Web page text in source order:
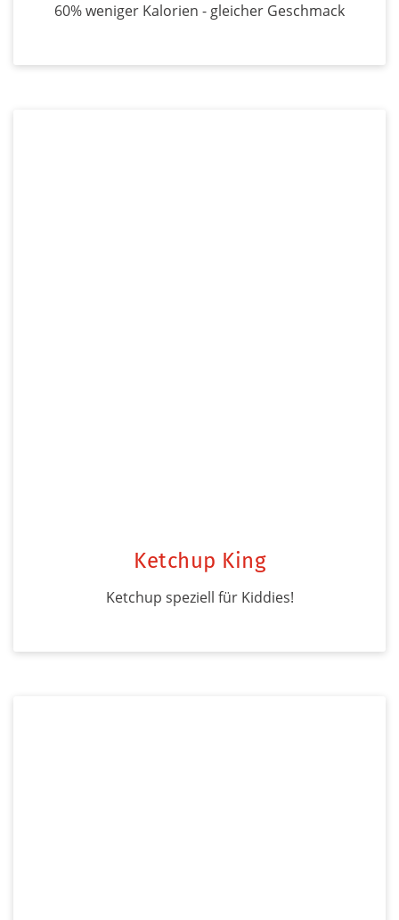
60% weniger Kalorien - gleicher Geschmack
Ketchup King
Ketchup speziell für Kiddies!